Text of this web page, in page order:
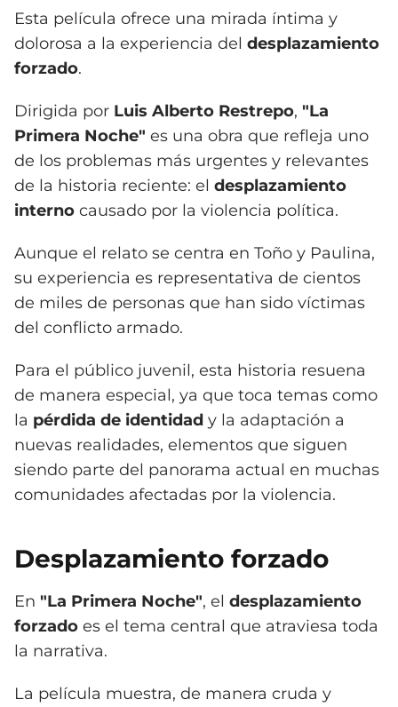
Esta película ofrece una mirada íntima y
dolorosa a la experiencia del desplazamiento
forzado.
Dirigida por Luis Alberto Restrepo, "La
Primera Noche" es una obra que refleja uno
de los problemas más urgentes y relevantes
de la historia reciente: el desplazamiento
interno causado por la violencia política.
Aunque el relato se centra en Toño y Paulina,
su experiencia es representativa de cientos
de miles de personas que han sido víctimas
del conflicto armado.
Para el público juvenil, esta historia resuena
de manera especial, ya que toca temas como
la pérdida de identidad y la adaptación a
nuevas realidades, elementos que siguen
siendo parte del panorama actual en muchas
comunidades afectadas por la violencia.
Desplazamiento forzado
En "La Primera Noche", el desplazamiento
forzado es el tema central que atraviesa toda
la narrativa.
La película muestra, de manera cruda y